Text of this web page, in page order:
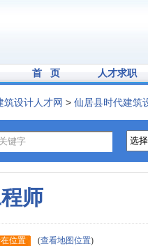
首 页 人才求职
筑设计人才网 > 仙居县时代建筑
师
位置 (查看地图位置)